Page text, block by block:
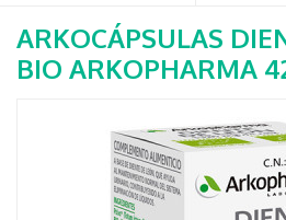
ARKOCÁPSULAS
BIO ARKOPHARMA